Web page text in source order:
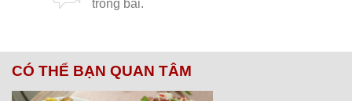
CÓ THỂ BẠN QUAN TÂM